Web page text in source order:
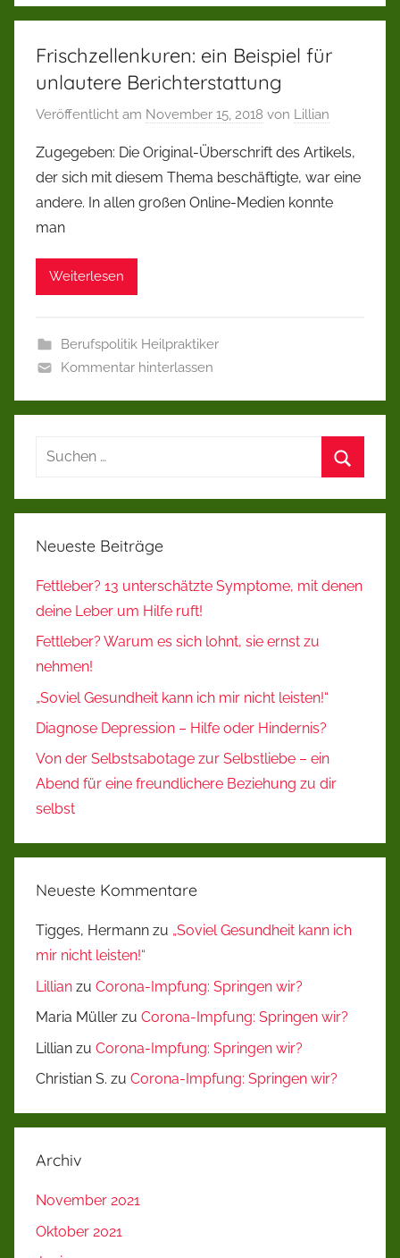
Frischzellenkuren: ein Beispiel für
unlautere Berichterstattung
Veröffentlicht am November 15, 2018 von Lillian
Zugegeben: Die Original-Überschrift des Artikels,
der sich mit diesem Thema beschäftigte, war eine
andere. In allen großen Online-Medien konnte
man
Weiterlesen
Berufspolitik Heilpraktiker
Kommentar hinterlassen
Suchen
Neueste Beiträge
Fettleber? 13 unterschätzte Symptome, mit denen
deine Leber um Hilfe ruft!
Fettleber? Warum es sich lohnt, sie ernst zu
nehmen!
„Soviel Gesundheit kann ich mir nicht leisten!“
Diagnose Depression – Hilfe oder Hindernis?
Von der Selbstsabotage zur Selbstliebe – ein
Abend für eine freundlichere Beziehung zu dir
selbst
Neueste Kommentare
Tigges, Hermann zu „Soviel Gesundheit kann ich
mir nicht leisten!“
Lillian zu Corona-Impfung: Springen wir?
Maria Müller zu Corona-Impfung: Springen wir?
Lillian zu Corona-Impfung: Springen wir?
Christian S. zu Corona-Impfung: Springen wir?
Archiv
November 2021
Oktober 2021